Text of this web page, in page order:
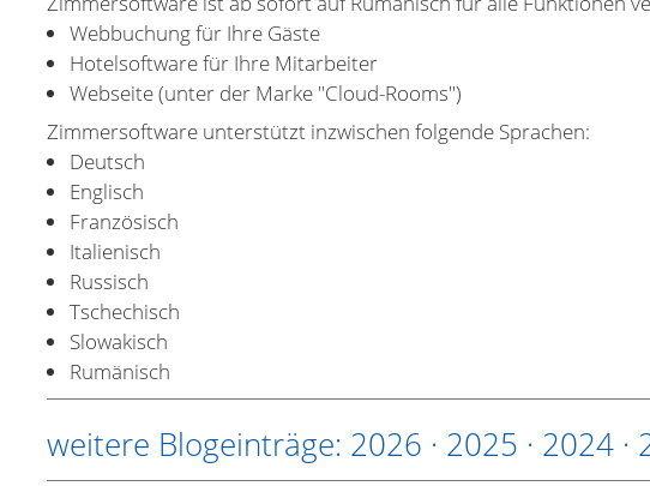
Webbuchung für Ihre Gäste
Hotelsoftware für Ihre Mitarbeiter
Webseite (unter der Marke "Cloud-Rooms")
Zimmersoftware unterstützt inzwischen folgende Sprachen:
Deutsch
Englisch
Französisch
Italienisch
Russisch
Tschechisch
Slowakisch
Rumänisch
weitere Blogeinträge: 2026 · 2025 · 2024 ·